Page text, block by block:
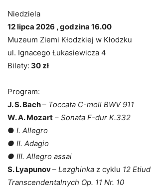
Niedziela
12 lipca 2026 , godzina 16.00
Muzeum Ziemi Kłodzkiej w Kłodzku
ul. Ignacego Łukasiewicza 4
Bilety: 30 zł
Program:
J. S. Bach– Toccata C-moll BWV 911
W. A. Mozart – Sonata F-dur K.332
● I. Allegro
● II. Adagio
● III. Allegro assai
S. Lyapunov– Lezghinka z cyklu 12 Etiud
Transcendentalnych Op. 11 Nr. 10